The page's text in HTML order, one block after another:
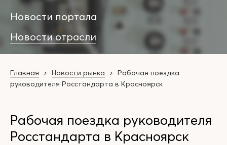
Новости портала
Новости отрасли
Главная Новости рынка
Рабочая поездка
руководителя Росстандарта в Красноярск
Рабочая поездка руководителя
Росстандарта в Красноярск